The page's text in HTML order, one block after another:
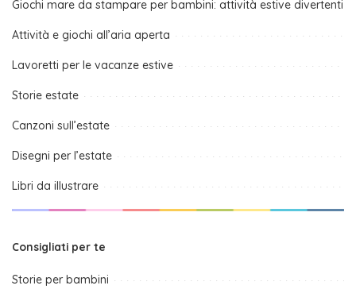
Giochi mare da stampare per bambini: attività estive divertenti
Attività e giochi all’aria aperta
Lavoretti per le vacanze estive
Storie estate
Canzoni sull’estate
Disegni per l’estate
Libri da illustrare
Consigliati per te
Storie per bambini